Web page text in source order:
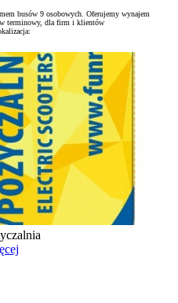
busów 9 osobowych. Oferujemy wynajem
terminowy, dla firm i klientów